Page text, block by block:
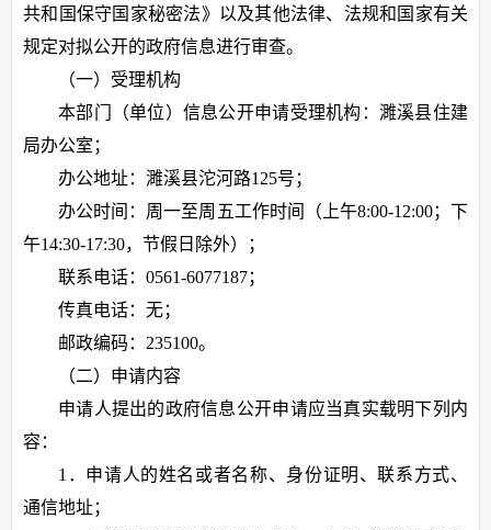
共和国保守国家秘密法》以及其他法律、法规和国家有关
规定对拟公开的政府信息进行审查。
（一）受理机构
本部门（单位）信息公开申请受理机构：濉溪县住建
局办公室；
办公地址：濉溪县沱河路125号；
办公时间：周一至周五工作时间（上午8:00-12:00；下
午14:30-17:30，节假日除外）；
联系电话：0561-6077187；
传真电话：无；
邮政编码：235100。
（二）申请内容
申请人提出的政府信息公开申请应当真实载明下列内
容：
1．申请人的姓名或者名称、身份证明、联系方式、
通信地址；